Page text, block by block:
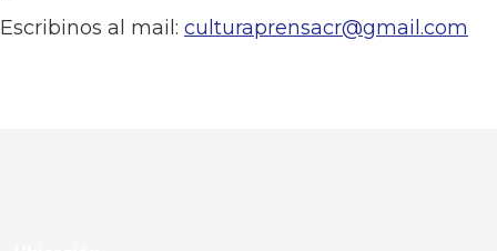
Escribinos al mail: culturaprensacr@gmail.com